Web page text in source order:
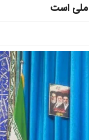
ملی است